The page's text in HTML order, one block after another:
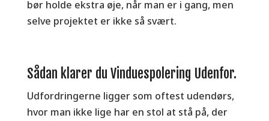
bør holde ekstra øje, når man er i gang, men
selve projektet er ikke så svært.
Sådan klarer du Vinduespolering Udenfor.
Udfordringerne ligger som oftest udendørs,
hvor man ikke lige har en stol at stå på, der